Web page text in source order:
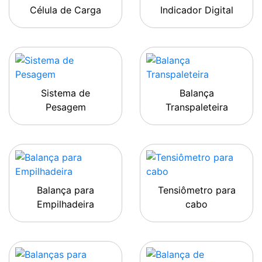
Célula de Carga Indicador Digital
Sistema de
Pesagem
Balança
Transpaleteira
Balança para
Empilhadeira
Tensiômetro para
cabo